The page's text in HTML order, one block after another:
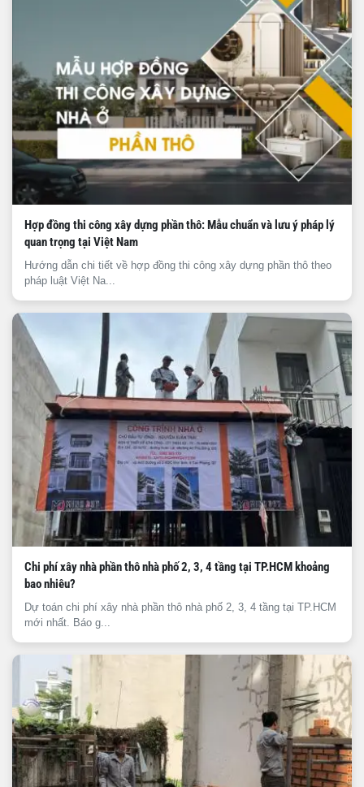
Hợp đồng thi công xây dựng phần thô: Mẫu chuẩn và lưu ý pháp lý
quan trọng tại Việt Nam
Hướng dẫn chi tiết về hợp đồng thi công xây dựng phần thô theo
pháp luật Việt Na...
Chi phí xây nhà phần thô nhà phố 2, 3, 4 tầng tại TP.HCM khoảng
bao nhiêu?
Dự toán chi phí xây nhà phần thô nhà phố 2, 3, 4 tầng tại TP.HCM
mới nhất. Báo g...